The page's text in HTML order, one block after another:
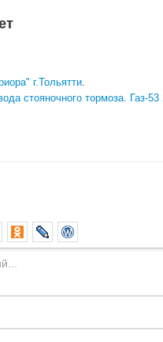
г.Тольятти.
стояночного тормоза. Газ-53